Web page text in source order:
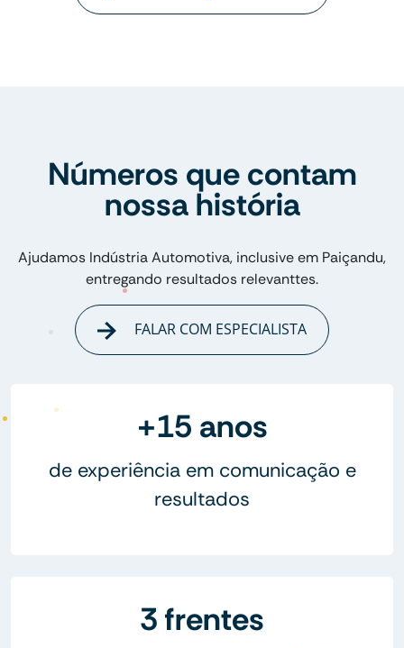
Números que contam
nossa história
Ajudamos Indústria Automotiva, inclusive em Paiçandu,
entregando resultados relevanttes.
FALAR COM ESPECIALISTA
+15 anos
de experiência em comunicação e
resultados
3 frentes